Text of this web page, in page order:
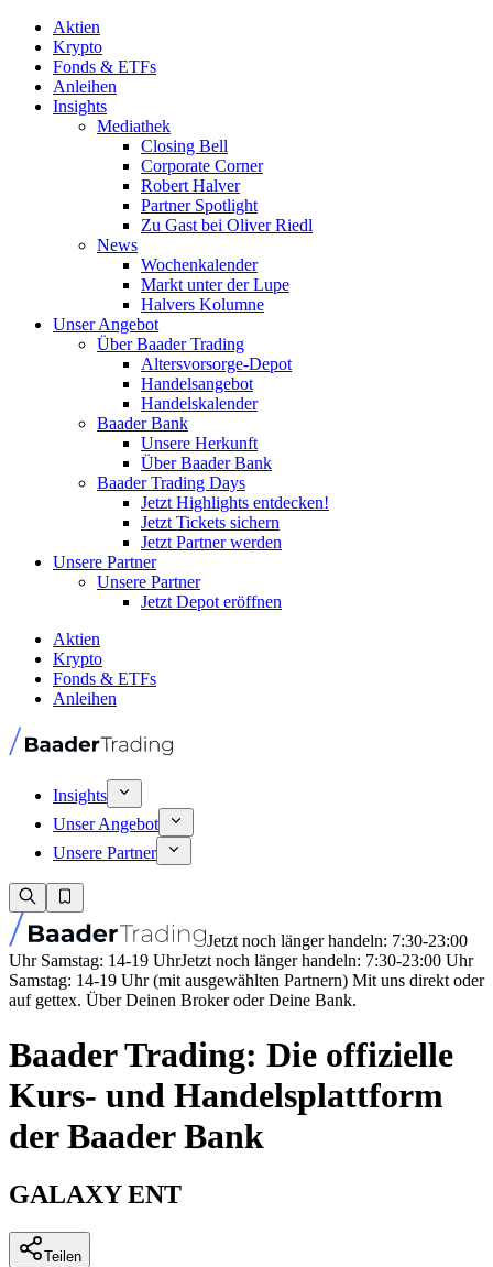
Aktien
Krypto
Fonds & ETFs
Anleihen
Insights
Mediathek
Closing Bell
Corporate Corner
Robert Halver
Partner Spotlight
Zu Gast bei Oliver Riedl
News
Wochenkalender
Markt unter der Lupe
Halvers Kolumne
Unser Angebot
Über Baader Trading
Altersvorsorge-Depot
Handelsangebot
Handelskalender
Baader Bank
Unsere Herkunft
Über Baader Bank
Baader Trading Days
Jetzt Highlights entdecken!
Jetzt Tickets sichern
Jetzt Partner werden
Unsere Partner
Unsere Partner
Jetzt Depot eröffnen
Aktien
Krypto
Fonds & ETFs
Anleihen
Insights
Unser Angebot
Unsere Partner
Jetzt noch länger handeln: 7:30-23:00
Uhr Samstag: 14-19 UhrJetzt noch länger handeln: 7:30-23:00 Uhr
Samstag: 14-19 Uhr (mit ausgewählten Partnern) Mit uns direkt oder
auf gettex. Über Deinen Broker oder Deine Bank.
Baader Trading: Die offizielle
Kurs- und Handelsplattform
der Baader Bank
GALAXY ENT
Teilen